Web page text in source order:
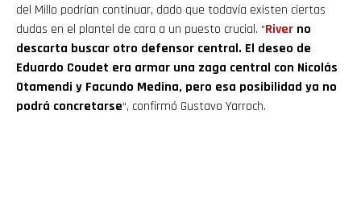
del Millo podrían continuar, dado que todavía existen ciertas
dudas en el plantel de cara a un puesto crucial. “River no
descarta buscar otro defensor central. El deseo de
Eduardo Coudet era armar una zaga central con Nicolás
Otamendi y Facundo Medina, pero esa posibilidad ya no
podrá concretarse“, confirmó Gustavo Yarroch.